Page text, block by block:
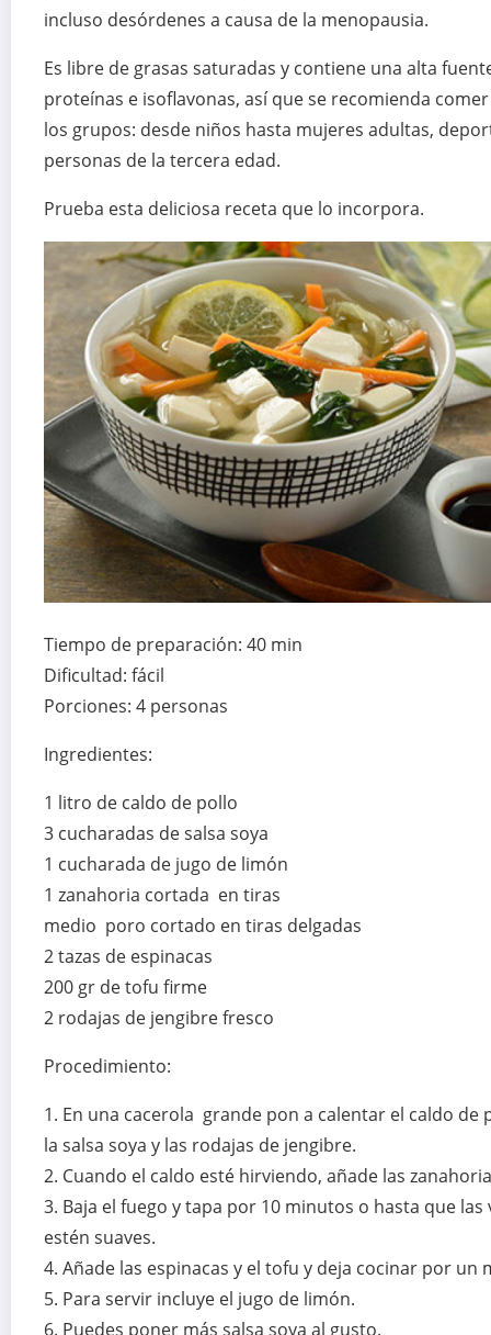
incluso desórdenes a causa de la menopausia.
Es libre de grasas saturadas y contiene una alta
proteínas e isoflavonas, así que se recomienda
los grupos: desde niños hasta mujeres adultas,
personas de la tercera edad.
Prueba esta deliciosa receta que lo incorpora.
Tiempo de preparación: 40 min
Dificultad: fácil
Porciones: 4 personas
Ingredientes:
1 litro de caldo de pollo
3 cucharadas de salsa soya
1 cucharada de jugo de limón
1 zanahoria cortada en tiras
medio poro cortado en tiras delgadas
2 tazas de espinacas
200 gr de tofu firme
2 rodajas de jengibre fresco
Procedimiento:
1. En una cacerola grande pon a calentar el caldo de
la salsa soya y las rodajas de jengibre.
2. Cuando el caldo esté hirviendo, añade las
3. Baja el fuego y tapa por 10 minutos o hasta que las
estén suaves.
4. Añade las espinacas y el tofu y deja cocinar por un
5. Para servir incluye el jugo de limón.
6. Puedes poner más salsa soya al gusto.